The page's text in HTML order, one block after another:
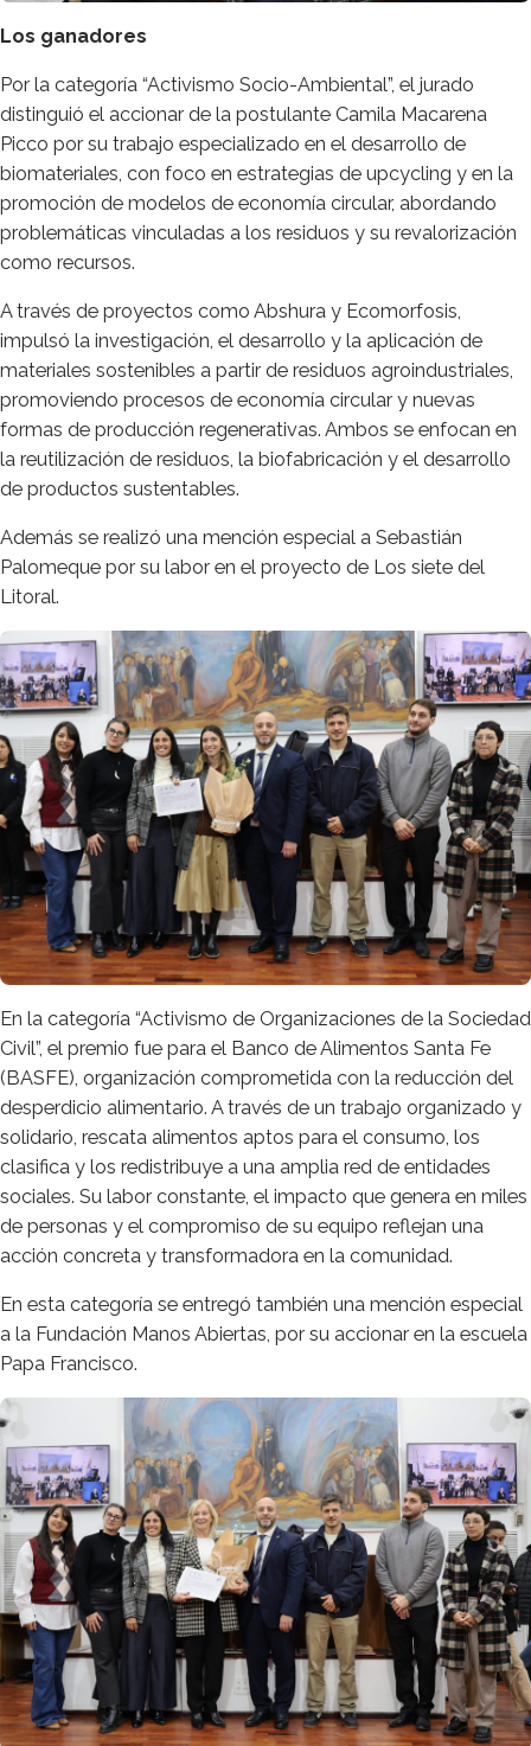
Los ganadores
Por la categoría “Activismo Socio-Ambiental”, el jurado
distinguió el accionar de la postulante Camila Macarena
Picco por su trabajo especializado en el desarrollo de
biomateriales, con foco en estrategias de upcycling y en la
promoción de modelos de economía circular, abordando
problemáticas vinculadas a los residuos y su revalorización
como recursos.
A través de proyectos como Abshura y Ecomorfosis,
impulsó la investigación, el desarrollo y la aplicación de
materiales sostenibles a partir de residuos agroindustriales,
promoviendo procesos de economía circular y nuevas
formas de producción regenerativas. Ambos se enfocan en
la reutilización de residuos, la biofabricación y el desarrollo
de productos sustentables.
Además se realizó una mención especial a Sebastián
Palomeque por su labor en el proyecto de Los siete del
Litoral.
En la categoría “Activismo de Organizaciones de la Sociedad
Civil”, el premio fue para el Banco de Alimentos Santa Fe
(BASFE), organización comprometida con la reducción del
desperdicio alimentario. A través de un trabajo organizado y
solidario, rescata alimentos aptos para el consumo, los
clasifica y los redistribuye a una amplia red de entidades
sociales. Su labor constante, el impacto que genera en miles
de personas y el compromiso de su equipo reflejan una
acción concreta y transformadora en la comunidad.
En esta categoría se entregó también una mención especial
a la Fundación Manos Abiertas, por su accionar en la escuela
Papa Francisco.